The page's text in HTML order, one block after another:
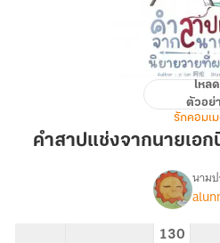
แช่ง
โหลด
ตัวอย่
รักคอมเ
คำสาปแช่งจากนายเอ
เรื่อง
นาม
130